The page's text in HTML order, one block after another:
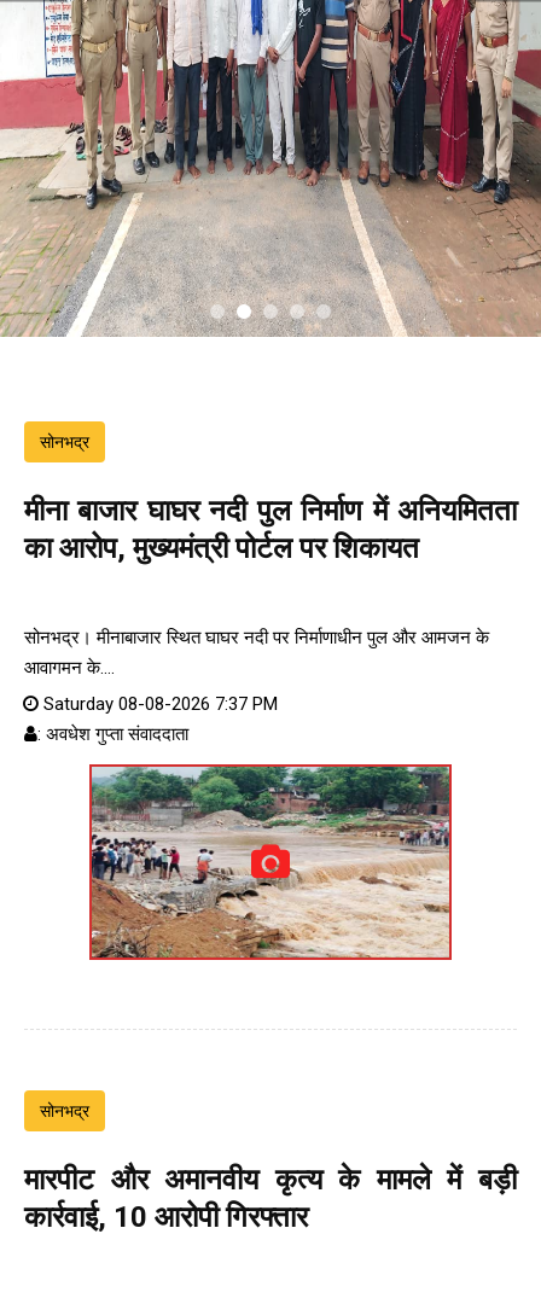
सोनभद्र
मीना बाजार घाघर नदी पुल निर्माण में अनियमितता
का आरोप, मुख्यमंत्री पोर्टल पर शिकायत
सोनभद्र। मीनाबाजार स्थित घाघर नदी पर निर्माणाधीन पुल और आमजन के
आवागमन के....
Saturday 08-08-2026 7:37 PM
: अवधेश गुप्ता संवाददाता
सोनभद्र
मारपीट और अमानवीय कृत्य के मामले में बड़ी
कार्रवाई, 10 आरोपी गिरफ्तार